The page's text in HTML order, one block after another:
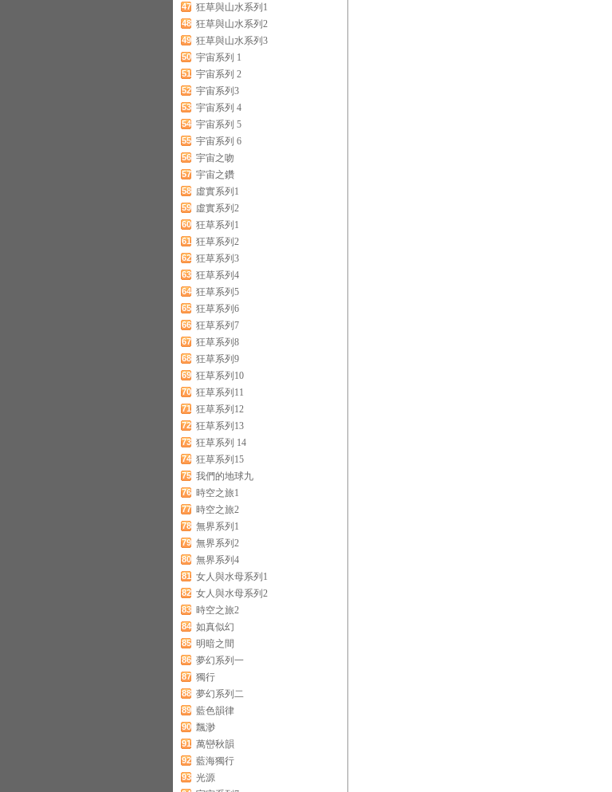
47 狂草與山水系列1
48 狂草與山水系列2
49 狂草與山水系列3
50 宇宙系列 1
51 宇宙系列 2
52 宇宙系列3
53 宇宙系列 4
54 宇宙系列 5
55 宇宙系列 6
56 宇宙之吻
57 宇宙之鑽
58 虛實系列1
59 虛實系列2
60 狂草系列1
61 狂草系列2
62 狂草系列3
63 狂草系列4
64 狂草系列5
65 狂草系列6
66 狂草系列7
67 狂草系列8
68 狂草系列9
69 狂草系列10
70 狂草系列11
71 狂草系列12
72 狂草系列13
73 狂草系列 14
74 狂草系列15
75 我們的地球九
76 時空之旅1
77 時空之旅2
78 無界系列1
79 無界系列2
80 無界系列4
81 女人與水母系列1
82 女人與水母系列2
83 時空之旅2
84 如真似幻
85 明暗之間
86 夢幻系列一
87 獨行
88 夢幻系列二
89 藍色韻律
90 飄渺
91 萬巒秋韻
92 藍海獨行
93 光源